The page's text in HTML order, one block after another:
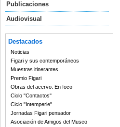
Publicaciones
Audiovisual
Destacados
Noticias
Figari y sus contemporáneos
Muestras itinerantes
Premio Figari
Obras del acervo. En foco
Ciclo "Contactos"
Ciclo "Intemperie"
Jornadas Figari pensador
Asociación de Amigos del Museo